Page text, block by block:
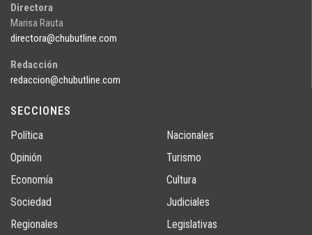
Directora
Marisa Rauta
directora@chubutline.com
Redacción
redaccion@chubutline.com
SECCIONES
Política
Opinión
Economía
Sociedad
Regionales
Nacionales
Turismo
Cultura
Judiciales
Legislativas